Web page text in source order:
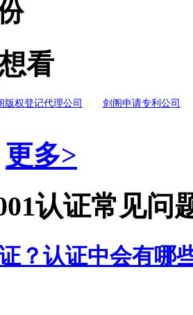
看
版权登记代理公司
剑阁申请专利公司
更多>
认证常见问
？认证中会有哪